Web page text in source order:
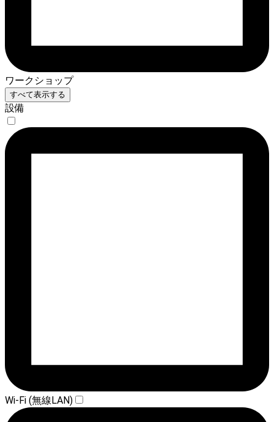
ワークショップ
すべて表示する
設備
Wi-Fi (無線LAN)